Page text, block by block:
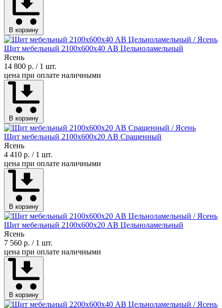
В корзину
Щит мебельный 2100х600х40 АВ Цельноламельный
Ясень
14 800 р. / 1 шт.
цена при оплате наличными
В корзину
Щит мебельный 2100х600х20 АВ Сращенный
Ясень
4 410 р. / 1 шт.
цена при оплате наличными
В корзину
Щит мебельный 2100х600х20 АВ Цельноламельный
Ясень
7 560 р. / 1 шт.
цена при оплате наличными
В корзину